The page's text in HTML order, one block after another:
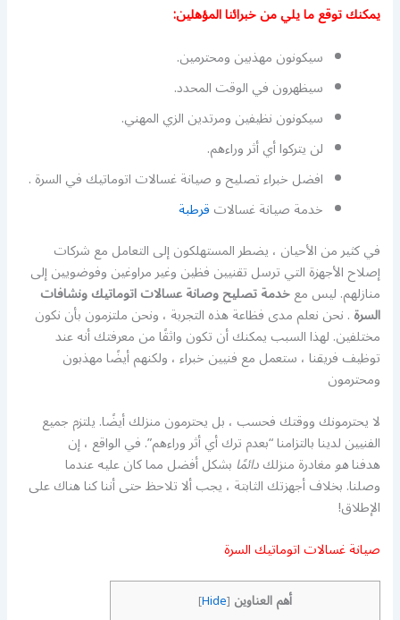
يمكنك توقع ما يلي من خبرائنا المؤهلين:
سيكونون مهذبين ومحترمين.
سيظهرون في الوقت المحدد.
سيكونون نظيفين ومرتدين الزي المهني.
لن يتركوا أي أثر وراءهم.
افضل خبراء تصليح و صيانة غسالات اتوماتيك في السرة .
خدمة صيانة غسالاتقرطبة
في كثير من الأحيان ، يضطر المستهلكون إلى التعامل مع شركات
إصلاح الأجهزة التي ترسل تقنيين فظين وغير مراوغين وفوضويين إلى
منازلهم. ليس معخدمة تصليح وصانة عسالات اتوماتيك ونشافات
السرة. نحن نعلم مدى فظاعة هذه التجربة ، ونحن ملتزمون بأن نكون
مختلفين. لهذا السبب يمكنك أن تكون واثقًا من معرفتك أنه عند
توظيف فريقنا ، ستعمل مع فنيين خبراء ، ولكنهم أيضًا مهذبون
ومحترمون
لا يحترمونك ووقتك فحسب ، بل يحترمون منزلك أيضًا. يلتزم جميع
الفنيين لدينا بالتزامنا “بعدم ترك أي أثر وراءهم”. في الواقع ، إن
هدفناهومغادرة منزلكدائمًا بشكل أفضل مما كان عليه عندما
وصلنا. بخلاف أجهزتك الثابتة ، يجب ألا تلاحظ حتى أننا كنا هناك على
الإطلاق!
صيانة غسالات اتوماتيك السرة
أهم العناوين [
Hide
]